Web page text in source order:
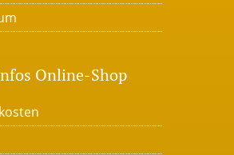
Online-Shop